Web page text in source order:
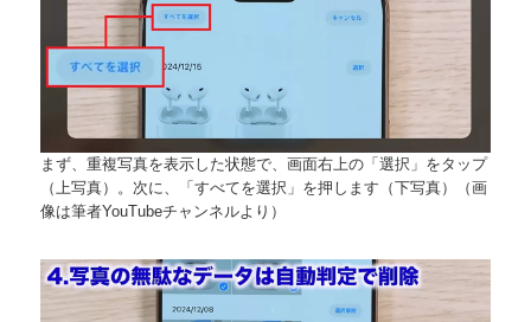
まず、重複写真を表示した状態で、画面右上の「選択」をタップ
（上写真）。次に、「すべてを選択」を押します（下写真）（画
像は筆者YouTubeチャンネルより）